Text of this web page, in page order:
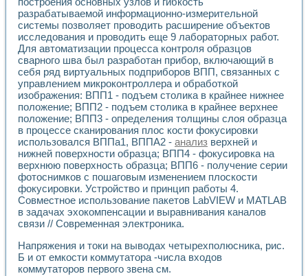
Управление роботом ТУР-10 средствами LabVIEW
Аппаратно-программный комплекс для исследования
Автоматизированный дистанционный лабораторный
Исследование возможности реставрации одномерных
Использование технологий NATIONAL INSTRUMENTS в
Разработка модификаций алгоритма полигармонической
Учебный стенд для исследования принципа действия
Виртуальная система поддержки принимаемых решений в
Преемственность дисциплин «Моделирование систем» и
Универсальный стенд для исследования электрических
Лабораторные практикумы по информационно-
Виртуальный измеритель частотных характеристик на
Лабораторный практикум по основам теории Коммутации
Разработка виртуальной лабораторной работы
Виртуальные практикумы по электротехнике в среде
Из опыта внедрения в рамках национального проекта
Исследование эффективности решателей
Опыт разработки LabVIEW лабораторных практикумов
Проблемы повышения качества образования и
Развитие LabVIEW лабораторного практикума по
Разработка виртуальной лаборатории по электротехнике
разрабатываемой информационно-измерительной
системы позволяет проводить расширение объектов
исследования и проводить еще 9 лабораторных работ.
Для автоматизации процесса контроля образцов
сварного шва был разработан прибор, включающий в
себя ряд виртуальных подприборов ВПП, связанных с
управлением микроконтроллера и обработкой
изображения: ВПП1 - подъем столика в крайнее нижнее
положение; ВПП2 - подъем столика в крайнее верхнее
положение; ВПП3 - определения толщины слоя образца
в процессе сканирования плос кости фокусировки
использовался ВППа1, ВППА2 - анализ верхней и
нижней поверхности образца; ВПП4 - фокусировка на
верхнюю поверхность образца; ВПП6 - получение серии
фотоснимков с пошаговым изменением плоскости
фокусировки. Устройство и принцип работы 4.
Совместное использование пакетов LabVIEW и MATLAB
в задачах эхокомпенсации и выравнивания каналов
связи // Современная электроника.
Напряжения и токи на выводах четырехполюсника, рис.
Б и от емкости коммутатора -числа входов
коммутаторов первого звена см.